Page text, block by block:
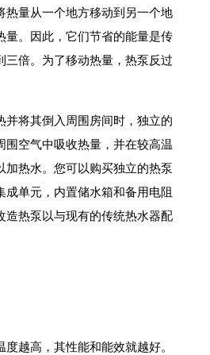
热量从一个地方移动到另一个地
量。因此，它们节省的能量是传
三倍。为了移动热量，热泵反过
并将其倒入周围房间时，独立的
围空气中吸收热量，并在较高温
加热水。您可以购买独立的热泵
成单元，内置储水箱和备用电阻
造热泵以与现有的传统热水器配
越高，其性能和能效就越好。